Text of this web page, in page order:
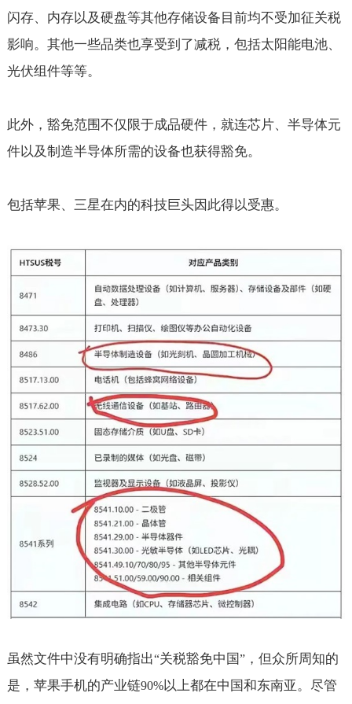
闪存、内存以及硬盘等其他存储设备目前均不受加征关税
影响。其他一些品类也享受到了减税，包括太阳能电池、
光伏组件等等。
此外，豁免范围不仅限于成品硬件，就连芯片、半导体元
件以及制造半导体所需的设备也获得豁免。
包括苹果、三星在内的科技巨头因此得以受惠。
虽然文件中没有明确指出“关税豁免中国”，但众所周知的
是，苹果手机的产业链90%以上都在中国和东南亚。尽管